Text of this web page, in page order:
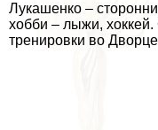
Лукашенко –
хобби – лыжи,
тренировки во